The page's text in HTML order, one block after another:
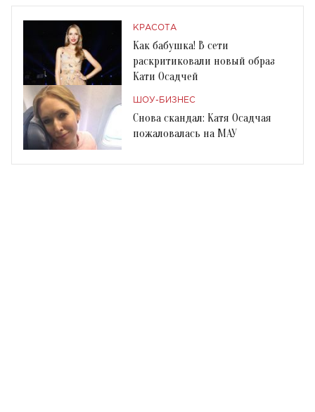
КРАСОТА
Как бабушка! В сети
раскритиковали новый образ
Кати Осадчей
ШОУ-БИЗНЕС
Снова скандал: Катя Осадчая
пожаловалась на МАУ